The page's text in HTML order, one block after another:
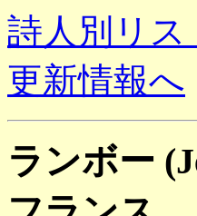
詩人別リ
更新情報へ
ランボー